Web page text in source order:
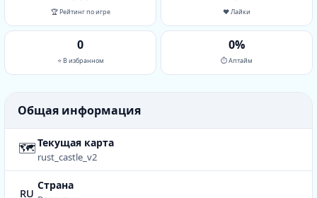
🏆 Рейтинг по игре ❤️ Лайки
0
⭐ В избранном
0%
⏱ Аптайм
Общая информация
🗺Текущая карта
rust_castle_v2
ru Страна